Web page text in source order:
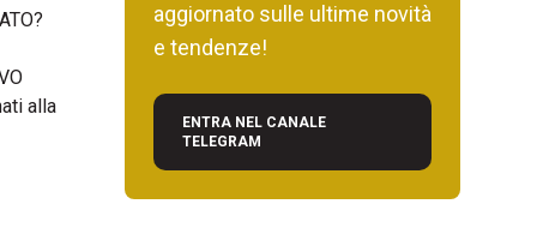
alla
aggiornato sulle ultime novità
e tendenze!
ENTRA NEL CANALE
TELEGRAM